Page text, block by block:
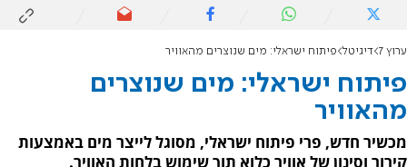
ערוץ 7 דיגיטל פיתוח ישראלי: מים שנוצרים מהאוויר
פיתוח ישראלי: מים שנוצרים
מהאוויר
מכשיר חדש, פרי פיתוח ישראלי, מסוגל לייצר מים באמצעות
קירור וסינון של אוויר כלוא תוך שימוש בלחות האוויר.